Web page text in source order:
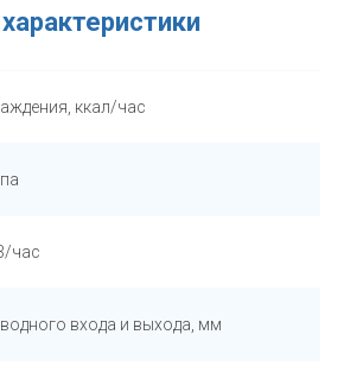
ккал/час
час
входа и выхода, мм